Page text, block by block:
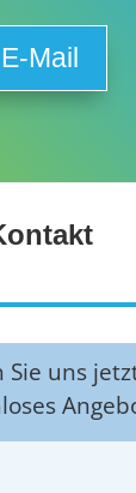
E-Mail
uns